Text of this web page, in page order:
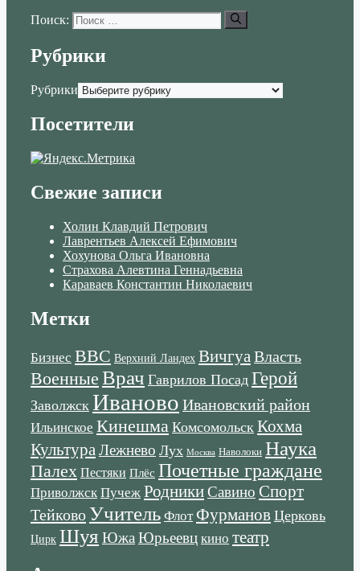
Поиск:
Рубрики
Рубрики
Посетители
Свежие записи
Холин Клавдий Петрович
Лаврентьев Алексей Ефимович
Хохунова Ольга Ивановна
Страхова Алевтина Геннадьевна
Караваев Константин Николаевич
Метки
Бизнес ВВС Верхний Ландех ВичгуаВласть
Военные Врач Гаврилов Посад Герой
Заволжск Иваново Ивановский район
Ильинское Кинешма Комсомольск Кохма
Культура Лежнево Лух Москва Наволоки Наука
Палех Пестяки Плёс Почетные граждане
Приволжск Пучеж РодникиСавино Спорт
ТейковоУчитель Флот Фурманов Церковь
Цирк Шуя Южа Юрьеевц кино театр